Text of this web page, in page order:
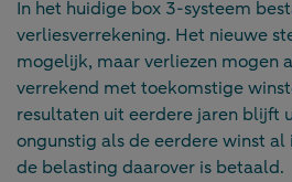
In het huidige box 3-systeem
verliesverrekening. Het nieuwe
mogelijk, maar verliezen mogen
verrekend met toekomstige
resultaten uit eerdere jaren blijft
ongunstig als de eerdere winst
de belasting daarover is betaald.